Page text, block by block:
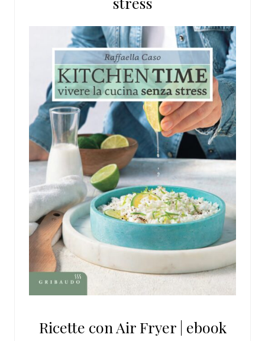
Ricette con Air Fryer | ebook